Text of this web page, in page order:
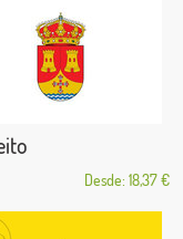
Desde: 18,37 €